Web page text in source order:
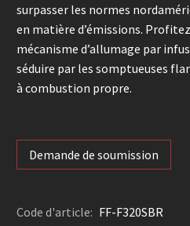
surpasser les normes
en matière d’émissions.
mécanisme d’allumage par
séduire par les somptueuses
à combustion propre.
Demande de soumission
Code d'article: FF-F320SBR